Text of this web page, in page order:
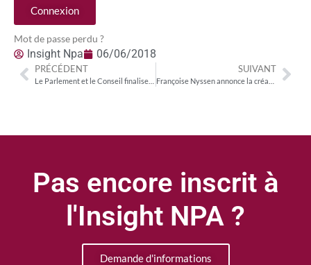
Connexion
Mot de passe perdu ?
Insight Npa 06/06/2018
PRÉCÉDENT SUIVANT
Pas encore inscrit à
l'Insight NPA ?
Demande d'informations